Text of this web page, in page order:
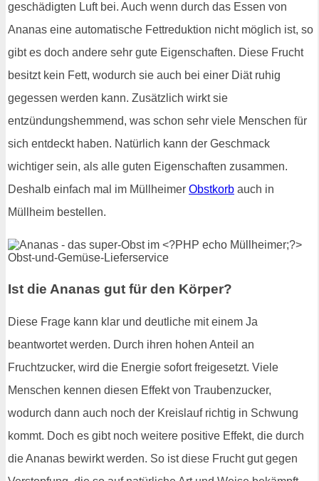
geschädigten Luft bei. Auch wenn durch das Essen von
Ananas eine automatische Fettreduktion nicht möglich ist, so
gibt es doch andere sehr gute Eigenschaften. Diese Frucht
besitzt kein Fett, wodurch sie auch bei einer Diät ruhig
gegessen werden kann. Zusätzlich wirkt sie
entzündungshemmend, was schon sehr viele Menschen für
sich entdeckt haben. Natürlich kann der Geschmack
wichtiger sein, als alle guten Eigenschaften zusammen.
Deshalb einfach mal im Müllheimer Obstkorb auch in
Müllheim bestellen.
Ist die Ananas gut für den Körper?
Diese Frage kann klar und deutliche mit einem Ja
beantwortet werden. Durch ihren hohen Anteil an
Fruchtzucker, wird die Energie sofort freigesetzt. Viele
Menschen kennen diesen Effekt von Traubenzucker,
wodurch dann auch noch der Kreislauf richtig in Schwung
kommt. Doch es gibt noch weitere positive Effekt, die durch
die Ananas bewirkt werden. So ist diese Frucht gut gegen